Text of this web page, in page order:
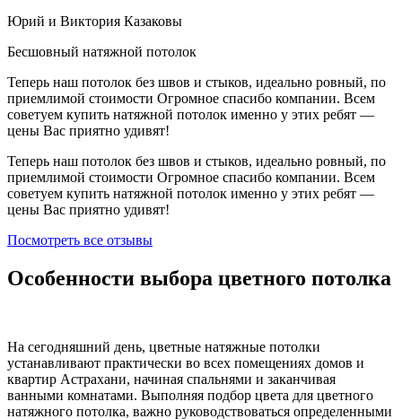
Юрий и Виктория Казаковы
Бесшовный натяжной потолок
Теперь наш потолок без швов и стыков, идеально ровный, по
приемлимой стоимости Огромное спасибо компании. Всем
советуем купить натяжной потолок именно у этих ребят —
цены Вас приятно удивят!
Теперь наш потолок без швов и стыков, идеально ровный, по
приемлимой стоимости Огромное спасибо компании. Всем
советуем купить натяжной потолок именно у этих ребят —
цены Вас приятно удивят!
Посмотреть все отзывы
Особенности выбора цветного потолка
На сегодняшний день, цветные натяжные потолки
устанавливают практически во всех помещениях домов и
квартир Астрахани, начиная спальнями и заканчивая
ванными комнатами. Выполняя подбор цвета для цветного
натяжного потолка, важно руководствоваться определенными